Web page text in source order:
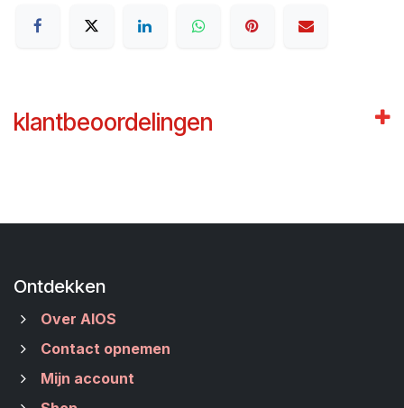
klantbeoordelingen
Ontdekken
Over AIOS
Contact opnemen
Mijn account